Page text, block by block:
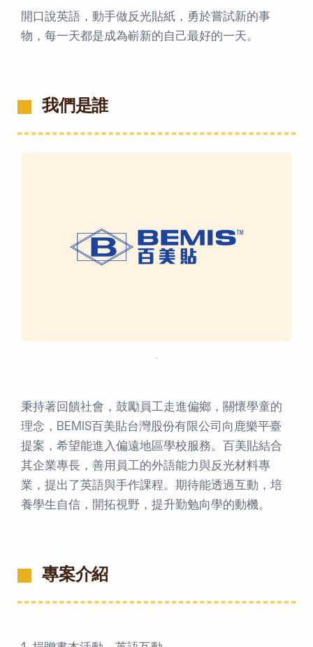
開口說英語，動手做反光貼紙，勇於嘗試新的事
物，每一天都是成為嶄新的自己最好的一天。
我們是誰
．
秉持著回饋社會，鼓勵員工走進偏鄉，關懷學童的
理念，BEMIS百美貼台灣股份有限公司向鹿樂平臺
提案，希望能進入偏遠地區學校服務。百美貼結合
其企業專長，善用員工的外語能力與反光材料專
業，提出了英語與手作課程。期待能透過互動，培
養學生自信，開拓視野，提升勤勉向學的動機。
專案介紹